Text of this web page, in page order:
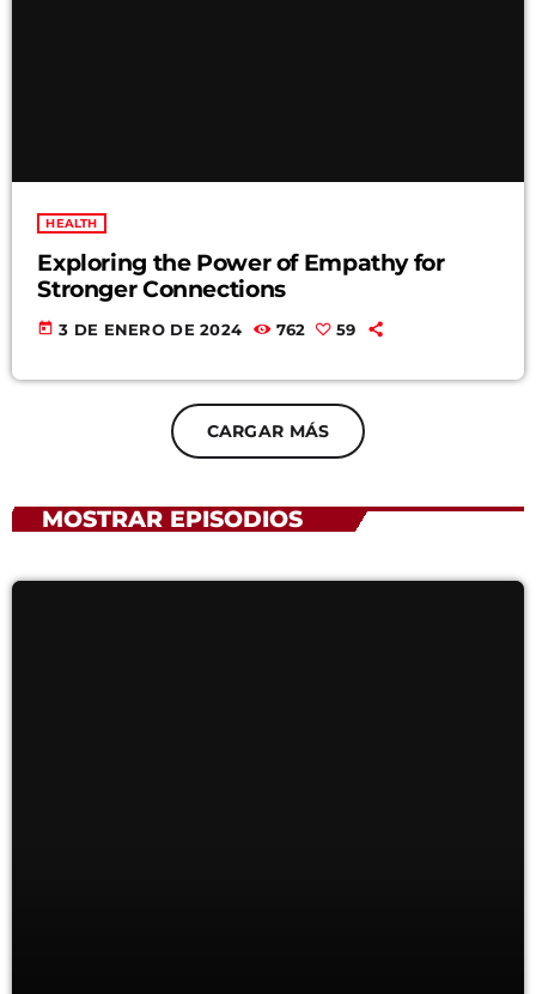
HEALTH
Exploring the Power of Empathy for
Stronger Connections
today 3 DE ENERO DE 2024 762 59
CARGAR MÁS
MOSTRAR EPISODIOS